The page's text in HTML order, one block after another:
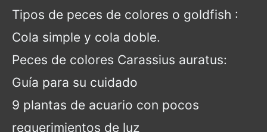
Tipos de peces de colores o goldfish :
Cola simple y cola doble.
Peces de colores Carassius auratus:
Guía para su cuidado
9 plantas de acuario con pocos
requerimientos de luz